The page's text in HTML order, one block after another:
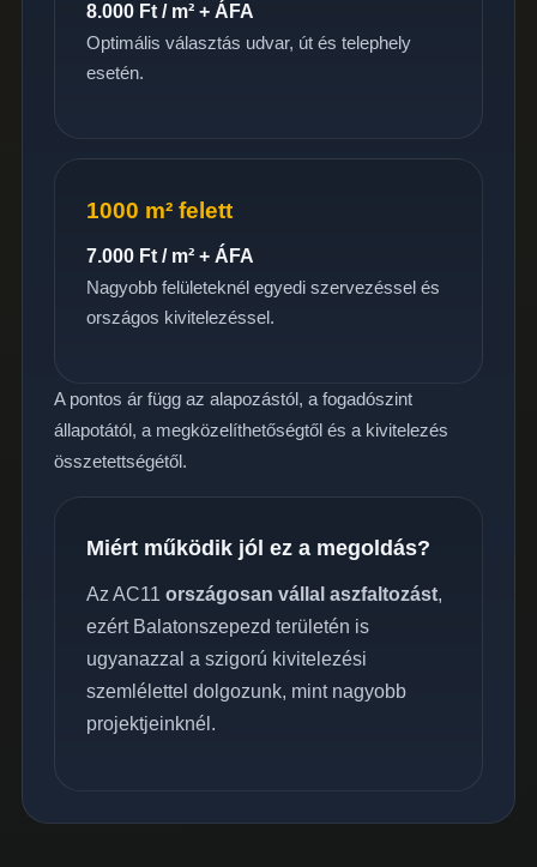
8.000 Ft / m² + ÁFA
Optimális választás udvar, út és telephely
esetén.
1000 m² felett
7.000 Ft / m² + ÁFA
Nagyobb felületeknél egyedi szervezéssel és
országos kivitelezéssel.
A pontos ár függ az alapozástól, a fogadószint
állapotától, a megközelíthetőségtől és a kivitelezés
összetettségétől.
Miért működik jól ez a megoldás?
Az AC11 országosan vállal aszfaltozást,
ezért Balatonszepezd területén is
ugyanazzal a szigorú kivitelezési
szemlélettel dolgozunk, mint nagyobb
projektjeinknél.